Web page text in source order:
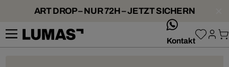
ART DROP – NUR 72H – JETZT SICHERN
Kontakt